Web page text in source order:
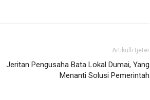
Artikulli tjetër
Jeritan Pengusaha Bata Lokal Dumai, Yang
Menanti Solusi Pemerintah